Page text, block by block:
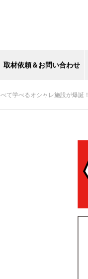
取材依頼＆お問い合わせ
て学べるオシャレ施設が爆誕！